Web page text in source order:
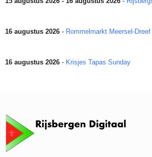
16 augustus 2026 - Rommelmarkt Meersel-Dreef
16 augustus 2026 - Krisjes Tapas Sunday